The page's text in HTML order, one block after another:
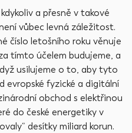
a přesně v takové
vůbec levná záležitost.
číslo letošního roku věnuje
tímto účelem budujeme, a
usilujeme o to, aby tyto
evropské fyzické a digitální
obchod s elektřinou
do české energetiky v
desítky miliard korun.